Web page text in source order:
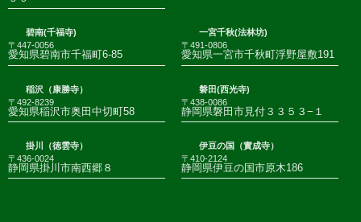
碧南(千福寺)
〒447-0056
愛知県碧南市千福町6-85
一宮千秋(法林坊)
〒491-0806
愛知県一宮市千秋町浮野屋敷191
稲沢（康勝寺）
〒492-8239
愛知県稲沢市奥田中切町58
磐田(西光寺)
〒438-0086
静岡県磐田市見付３３５３−１
掛川（徳雲寺）
〒436-0024
静岡県掛川市南西郷８
伊豆の国（實成寺）
〒410-2124
静岡県伊豆の国市原木186